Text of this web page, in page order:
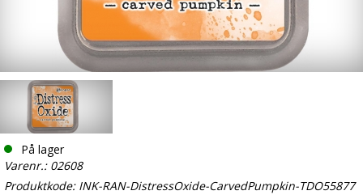
På lager
Varenr.: 02608
Produktkode: INK-RAN-DistressOxide-CarvedPumpkin-TDO55877